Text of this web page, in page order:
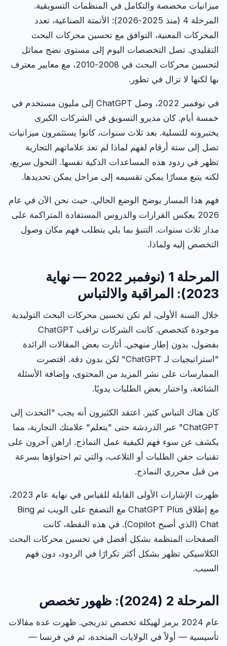
ميزانيات مخصصة والتكامل في المنظمات التسويقية.
المرحلة 4 (منذ 2025-2026): الأتمتة الصناعية، تعدد
المحركات المعنية، التوافق مع تحسين محركات البحث
التقليدي. تصل التخصصات اليوم إلى مستوى نضج مماثل
لتحسين محركات البحث في 2008-2010، مع معايير معترف
بها لكنها لا تزال في تطور.
في نوفمبر 2022، وصل ChatGPT إلى مليون مستخدم في
خمسة أيام. كان مديرو التسويق في الشركات الكبرى
يختبرونه للتسلية. بعد ثلاث سنوات، كانوا يستثمرون ميزانيات
تصل إلى ستة أرقام لفهم لماذا لم تعد علاماتهم التجارية
تظهر في ردود هذه المساعدات الذكية نفسها. التحول سريع،
لكنه يتبع مسارًا يمكن تقسيمه إلى مراحل يمكن تحديدها.
فهم هذا المسار يوضح الوضع الحالي. حيث نحن الآن في عام
2026 يعكس القرارات والدروس المستفادة المتراكمة على
مدار ثلاث سنوات. التنبؤ بما يلي يتطلب فهم مكان وصول
التخصص إليه ولماذا.
المرحلة 1 (نوفمبر 2022 — نهاية
2023): المراقبة والالتباس
خلال السنة الأولى، لم تكن تحسين محركات البحث التوليدية
موجودة كتخصص. كانت الشركات تراقب ChatGPT
بفضول، بدون إطار منهجي. أثارت بعض المقالات الرائدة
"استراتيجيات لـ ChatGPT" لكن بدون دقة. اقتصرت
الممارسات على نشر المزيد من المحتوى، وإضافة الأسئلة
الشائعة، واختبار بعض الطلبات يدويًا.
كان هناك التباس كثير. اعتقد الكثيرون أنه يجب "التحدث إلى
ChatGPT" عبر الدردشة حتى "يتعلم" علامتك التجارية، مما
يكشف عن سوء فهم لكيفية عمل النماذج. اراهن آخرون على
تقنيات حقن الطلبات أو التلاعب، والتي تم احتواؤها بسرعة
من قبل محرري النماذج.
ظهرت الإشارات الأولى القابلة للقياس في نهاية عام 2023،
مع إطلاق ChatGPT Plus مع التصفح على الويب ثم Bing
Chat (الذي أصبح Copilot). في هذه النقطة، كانت
الصفحات المنظمة بشكل أفضل في تحسين محركات البحث
الكلاسيكي تظهر بشكل أكثر تكرارًا في الردود، دون فهم
السبب.
المرحلة 2 (2024): ظهور تخصص
عام 2024 يرمز لهيكلة تخصص تدريجي. ظهرت عدة مقالات
تأسيسية — أولاً في الولايات المتحدة، ثم في فرنسا —